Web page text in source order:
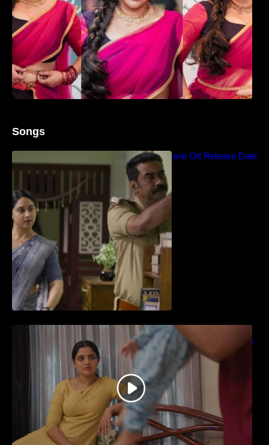
Songs
Blockbuster Thalavan Movie Ott Release Date
– Video Song Release
തിയേറ്ററിൽ വൻ വിജയമായി മുന്നേറിയ
ഗുരുവായൂർ അംബലനടയിൽ… വീഡിയോ
സോങ്ങ്..